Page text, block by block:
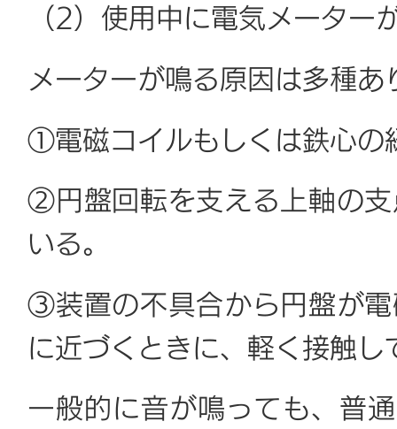
（2）使用中に電気メーター
メーターが鳴る原因は多種
①電磁コイルもしくは鉄心の
②円盤回転を支える上軸の
いる。
③装置の不具合から円盤が
に近づくときに、軽く接触し
一般的に音が鳴っても、普